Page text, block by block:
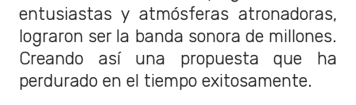
entusiastas y atmósferas atronadoras,
lograron ser la banda sonora de millones.
Creando así una propuesta que ha
perdurado en el tiempo exitosamente.